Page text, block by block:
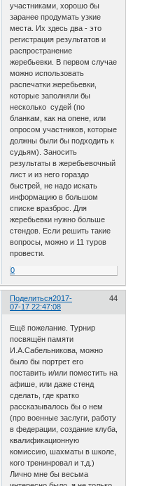
участниками, хорошо бы
заранее продумать узкие
места. Их здесь два - это
регистрация результатов и
распространение
жеребьевки. В первом случае
можно использовать
распечатки жеребьевки,
которые заполняли бы
несколько судей (по
бланкам, как на опене, или
опросом участников, которые
должны были бы подходить к
судьям). Заносить
результаты в жеребьевочный
лист и из него гораздо
быстрей, не надо искать
информацию в большом
списке вразброс. Для
жеребьевки нужно больше
стендов. Если решить такие
вопросы, можно и 11 туров
провести.
0
Поделиться 44
2017-
07-17 22:47:08
Ещё пожелание. Турнир
посвящён памяти
И.А.Сабельникова, можно
было бы портрет его
поставить и/или поместить на
афише, или даже стенд
сделать, где кратко
рассказывалось бы о нем
(про военные заслуги, работу
в федерации, создание клуба,
квалификационную
комиссию, шахматы в школе,
кого тренинровал и т.д.)
Лично мне бы весьма